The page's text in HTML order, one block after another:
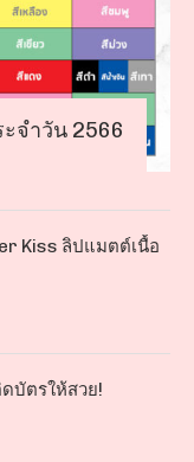
จำวัน 2566
Kiss ลิปแมตต์เนื้อ
บัตรให้สวย!